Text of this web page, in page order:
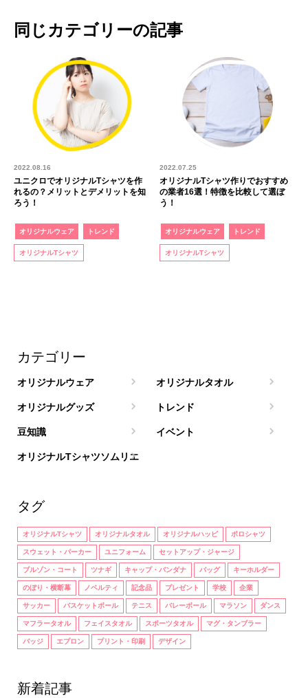
同じカテゴリーの記事
2022.08.16
ユニクロでオリジナルTシャツを作
れるの？メリットとデメリットを知
ろう！
オリジナルウェア トレンド
オリジナルTシャツ
2022.07.25
オリジナルTシャツ作りでおすすめ
の業者16選！特徴を比較して選ぼ
う！
オリジナルウェア トレンド
オリジナルTシャツ
カテゴリー
オリジナルウェア オリジナルタオル
オリジナルグッズ トレンド
豆知識 イベント
オリジナルTシャツソムリエ
タグ
オリジナルTシャツ オリジナルタオル オリジナルハッピ ポロシャツ
スウェット・パーカー ユニフォーム セットアップ・ジャージ
ブルゾン・コート ツナギ キャップ・バンダナ バッグ キーホルダー
のぼり・横断幕 ノベルティ 記念品 プレゼント 学校 企業
サッカー バスケットボール テニス バレーボール マラソン ダンス
マフラータオル フェイスタオル スポーツタオル マグ・タンブラー
バッジ エプロン プリント・印刷 デザイン
新着記事